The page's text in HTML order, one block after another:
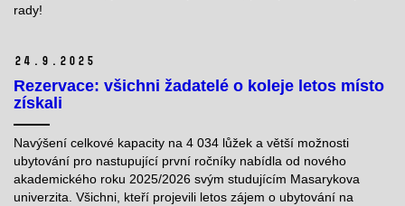
rady!
24. 9. 2025
Rezervace: všichni žadatelé o koleje letos místo
získali
Navýšení celkové kapacity na 4 034 lůžek a větší možnosti
ubytování pro nastupující první ročníky nabídla od nového
akademického roku 2025/2026 svým studujícím Masarykova
univerzita. Všichni, kteří projevili letos zájem o ubytování na